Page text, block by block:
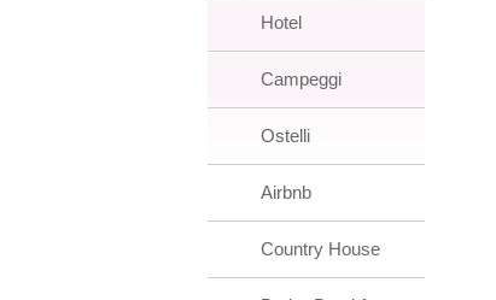
Hotel
Campeggi
Ostelli
Airbnb
Country House